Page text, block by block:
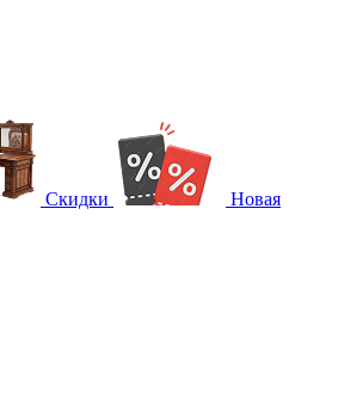
Скидки Новая